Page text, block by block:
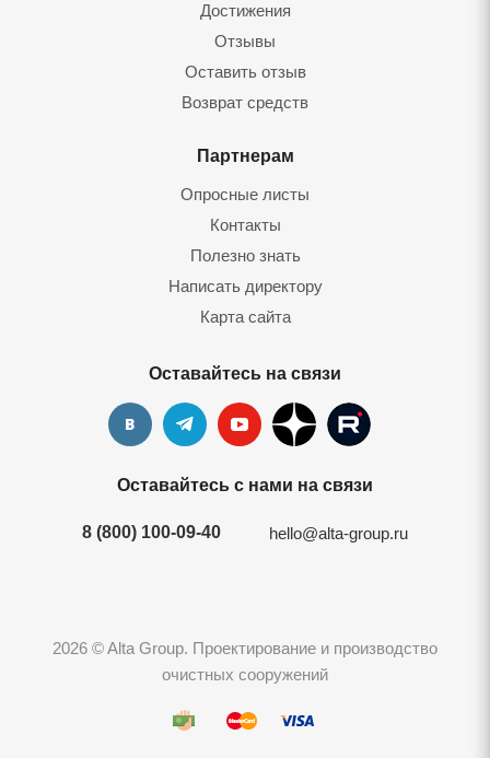
Достижения
Отзывы
Оставить отзыв
Возврат средств
Партнерам
Опросные листы
Контакты
Полезно знать
Написать директору
Карта сайта
Оставайтесь на связи
Оставайтесь с нами на связи
8 (800) 100-09-40 hello@alta-group.ru
2026 © Alta Group. Проектирование и производство
очистных сооружений